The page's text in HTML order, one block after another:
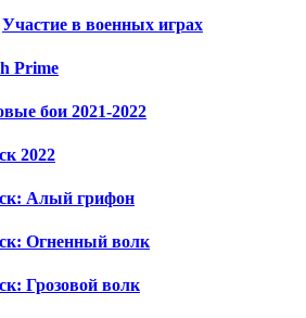
Участие в военных играх
Prime
бои 2021-2022
2022
Алый грифон
Огненный волк
Грозовой волк